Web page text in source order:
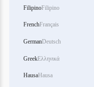
FilipinoFilipino
FrenchFrançais
GermanDeutsch
GreekΕλληνικά
HausaHausa